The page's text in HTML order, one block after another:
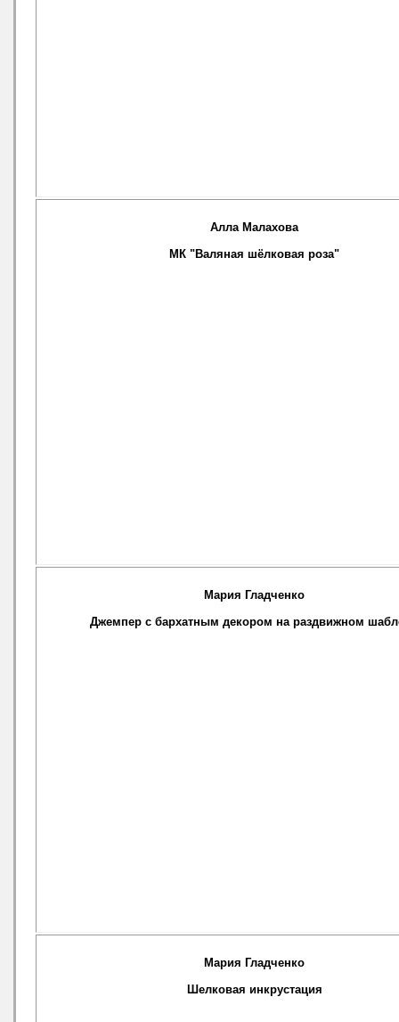
Алла Малахова
МК "Валяная шёлковая роза"
Мария Гладченко
Джемпер с бархатным декором на раздвижном
Мария Гладченко
Шелковая инкрустация